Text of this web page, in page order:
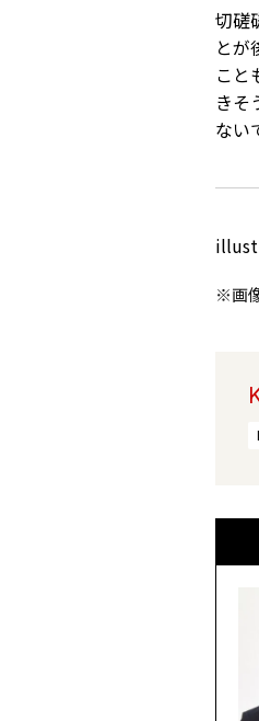
切磋
とが
こと
きそ
ない
※画